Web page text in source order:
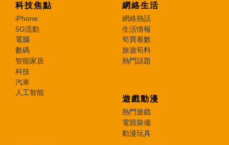
科技焦點
iPhone
5G流動
電腦
數碼
智能家居
科技
汽車
人工智能
網絡生活
網絡熱話
生活情報
筍買着數
旅遊筍料
熱門話題
遊戲動漫
熱門遊戲
電競裝備
動漫玩具